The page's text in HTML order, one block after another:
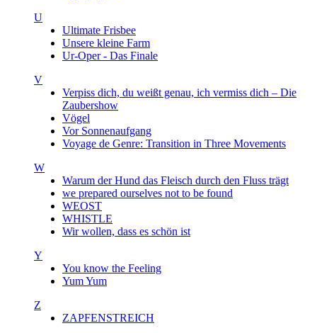
U
Ultimate Frisbee
Unsere kleine Farm
Ur-Oper - Das Finale
V
Verpiss dich, du weißt genau, ich vermiss dich – Die
Zaubershow
Vögel
Vor Sonnenaufgang
Voyage de Genre: Transition in Three Movements
W
Warum der Hund das Fleisch durch den Fluss trägt
we prepared ourselves not to be found
WEOST
WHISTLE
Wir wollen, dass es schön ist
Y
You know the Feeling
Yum Yum
Z
ZAPFENSTREICH